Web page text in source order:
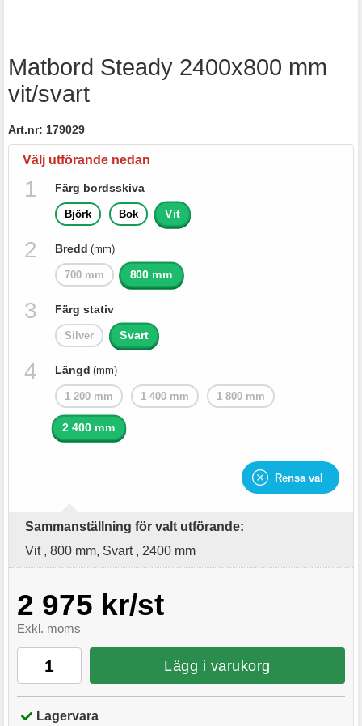
Matbord Steady 2400x800 mm
vit/svart
Art.nr: 179029
Välj utförande nedan
Färg bordsskiva
Björk Bok Vit
Bredd (mm)
700 mm 800 mm
Färg stativ
Silver Svart
Längd (mm)
1 200 mm 1 400 mm 1 800 mm
2 400 mm
Rensa val
Sammanställning för valt utförande:
Vit , 800 mm, Svart , 2400 mm
2 975 kr/st
Exkl. moms
Lägg i varukorg
Lagervara